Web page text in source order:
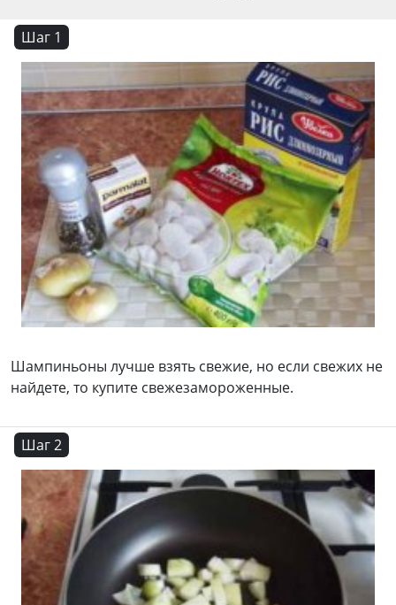
Шаг 1
Шампиньоны лучше взять свежие, но если свежих не
найдете, то купите свежезамороженные.
Шаг 2